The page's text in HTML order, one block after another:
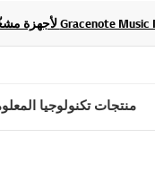
منتجات تكنولوجيا